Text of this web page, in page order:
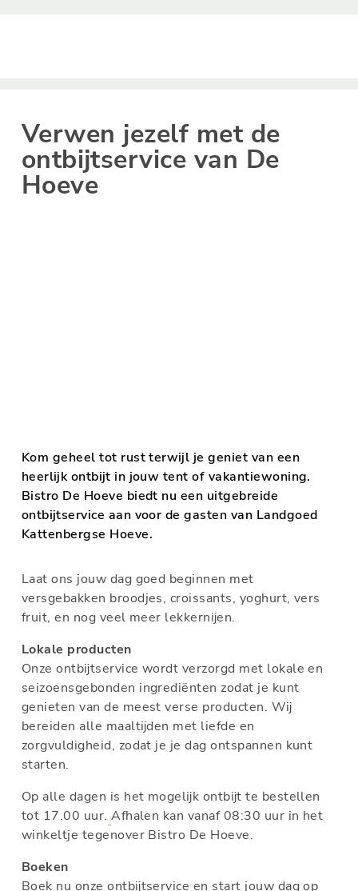
Verwen jezelf met de
ontbijtservice van De
Hoeve
Kom geheel tot rust terwijl je geniet van een
heerlijk ontbijt in jouw tent of vakantiewoning.
Bistro De Hoeve biedt nu een uitgebreide
ontbijtservice aan voor de gasten van Landgoed
Kattenbergse Hoeve.
Laat ons jouw dag goed beginnen met
versgebakken broodjes, croissants, yoghurt, vers
fruit, en nog veel meer lekkernijen.
Lokale producten
Onze ontbijtservice wordt verzorgd met lokale en
seizoensgebonden ingrediënten zodat je kunt
genieten van de meest verse producten. Wij
bereiden alle maaltijden met liefde en
zorgvuldigheid, zodat je je dag ontspannen kunt
starten.
Op alle dagen is het mogelijk ontbijt te bestellen
tot 17.00 uur. Afhalen kan vanaf 08:30 uur in het
winkeltje tegenover Bistro De Hoeve.
Boeken
Boek nu onze ontbijtservice en start jouw dag op